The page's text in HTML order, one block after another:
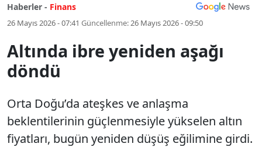
Haberler - Finans
26 Mayıs 2026 - 07:41 Güncellenme:26 Mayıs 2026 - 09:50
Altında ibre yeniden aşağı
döndü
Orta Doğu’da ateşkes ve anlaşma
beklentilerinin güçlenmesiyle yükselen altın
fiyatları, bugün yeniden düşüş eğilimine girdi.